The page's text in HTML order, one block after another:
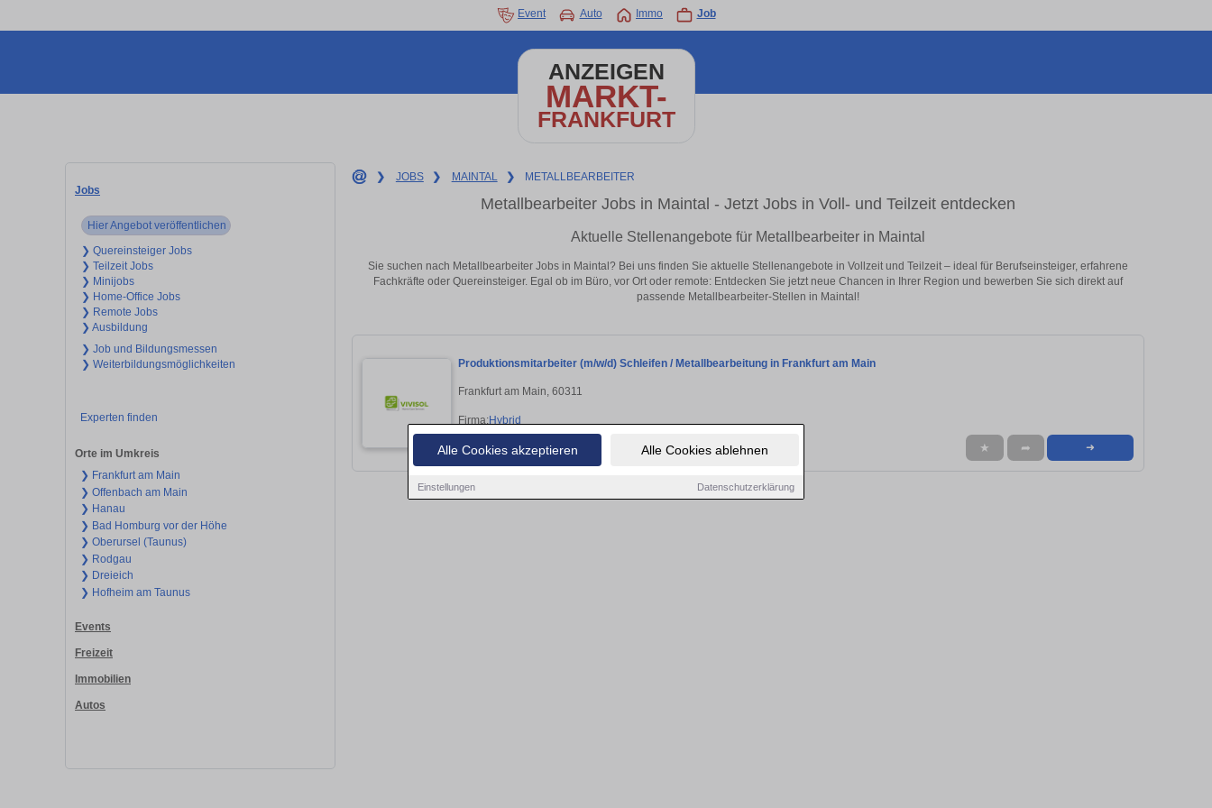
Alle Cookies akzeptieren Alle Cookies ablehnen
Einstellungen Datenschutzerklärung
Event Auto Immo Job
ANZEIGEN
MARKT-
FRANKFURT
Jobs
Hier Angebot veröffentlichen
❯ Quereinsteiger Jobs
❯ Teilzeit Jobs
❯ Minijobs
❯ Home-Office Jobs
❯ Remote Jobs
❯ Ausbildung
❯ Job und Bildungsmessen
❯ Weiterbildungsmöglichkeiten
Experten finden
Orte im Umkreis
❯ Frankfurt am Main
❯ Offenbach am Main
❯ Hanau
❯ Bad Homburg vor der Höhe
❯ Oberursel (Taunus)
❯ Rodgau
❯ Dreieich
❯ Hofheim am Taunus
Events
Freizeit
Immobilien
Autos
❯ JOBS ❯ MAINTAL ❯ METALLBEARBEITER
Metallbearbeiter Jobs in Maintal - Jetzt Jobs in Voll- und Teilzeit entdecken
Aktuelle Stellenangebote für Metallbearbeiter in Maintal
Sie suchen nach Metallbearbeiter Jobs in Maintal? Bei uns finden Sie aktuelle Stellenangebote in Vollzeit und Teilzeit – ideal für Berufseinsteiger, erfahrene
Fachkräfte oder Quereinsteiger. Egal ob im Büro, vor Ort oder remote: Entdecken Sie jetzt neue Chancen in Ihrer Region und bewerben Sie sich direkt auf
passende Metallbearbeiter-Stellen in Maintal!
Produktionsmitarbeiter (m/w/d) Schleifen / Metallbearbeitung in Frankfurt am Main
Frankfurt am Main, 60311
Firma:Hybrid
★ ➦ ➜